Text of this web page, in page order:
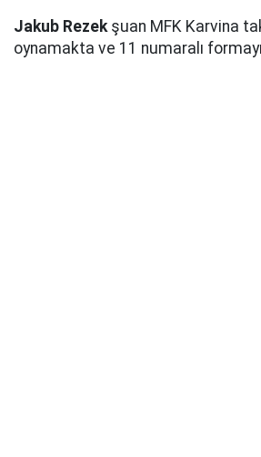
Jakub Rezek şuan MFK Karvina
oynamakta ve 11 numaralı